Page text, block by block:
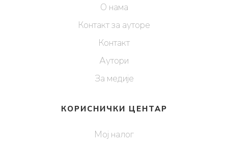
О нама
Контакт за ауторе
Контакт
Аутори
За медије
КОРИСНИЧКИ ЦЕНТАР
Мој налог